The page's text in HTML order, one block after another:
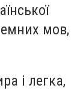
мов,
і легка,